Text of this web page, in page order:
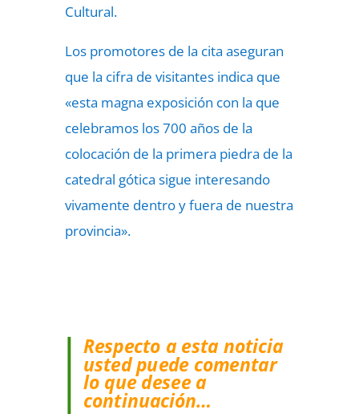
Cultural.
Los promotores de la cita aseguran
que la cifra de visitantes indica que
«esta magna exposición con la que
celebramos los 700 años de la
colocación de la primera piedra de la
catedral gótica sigue interesando
vivamente dentro y fuera de nuestra
provincia».
Respecto a esta noticia
usted puede comentar
lo que desee a
continuación…